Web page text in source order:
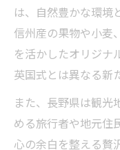
は、自然豊かな環境
信州産の果物や小麦
を活かしたオリジナ
英国式とは異なる新
また、長野県は観光
める旅行者や地元住
心の余白を整える贅